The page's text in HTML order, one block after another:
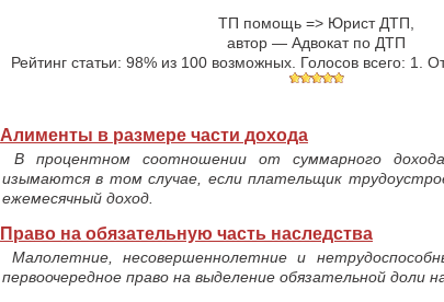
ТП помощь => Юрист ДТП
автор — Адвокат по ДТП
Рейтинг статьи: 98% из 100 возможных. Голосов всего: 1 .
Алименты в размере части дохода
В процентном соотношении от суммарного
изымаются в том случае, если плательщик
ежемесячный доход.
Право на обязательную часть наследства
Малолетние, несовершеннолетние и
первоочередное право на выделение обязательной доли